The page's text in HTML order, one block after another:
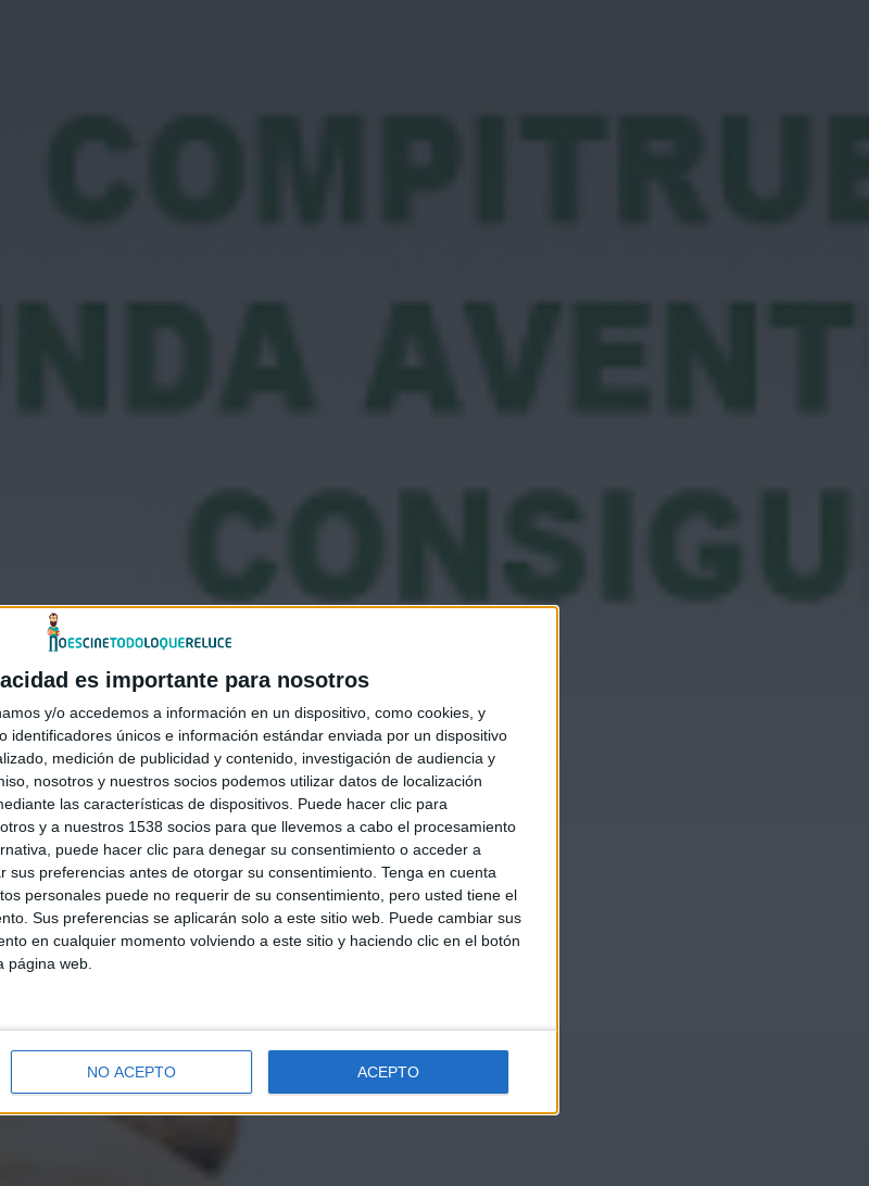
es importante para nosotros
y/o accedemos a información en un dispositivo, como cookies, y
identificadores únicos e información estándar enviada por un dispositivo
medición de publicidad y contenido, investigación de audiencia y
nosotros y nuestros socios podemos utilizar datos de localización
las características de dispositivos. Puede hacer clic para
y a nuestros 1538 socios para que llevemos a cabo el procesamiento
puede hacer clic para denegar su consentimiento o acceder a
sus preferencias antes de otorgar su consentimiento. Tenga en cuenta
personales puede no requerir de su consentimiento, pero usted tiene el
Sus preferencias se aplicarán solo a este sitio web. Puede cambiar sus
en cualquier momento volviendo a este sitio y haciendo clic en el botón
página web.
NO ACEPTO ACEPTO